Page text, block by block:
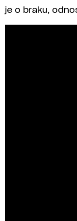
je o braku,